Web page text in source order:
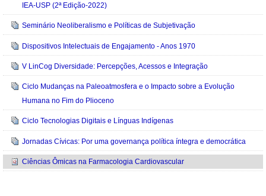
IEA-USP (2ª Edição-2022)
Seminário Neoliberalismo e Políticas de Subjetivação
Dispositivos Intelectuais de Engajamento - Anos 1970
V LinCog Diversidade: Percepções, Acessos e Integração
Ciclo Mudanças na Paleoatmosfera e o Impacto sobre a Evolução
Humana no Fim do Plioceno
Ciclo Tecnologias Digitais e Línguas Indígenas
Jornadas Cívicas: Por uma governança política íntegra e democrática
Ciências Ômicas na Farmacologia Cardiovascular